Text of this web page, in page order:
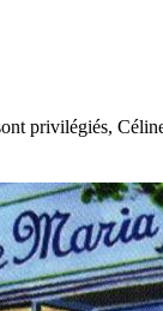
privilégiés,